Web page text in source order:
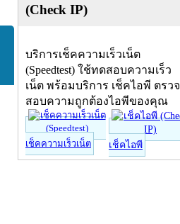
(Check IP)
บริการเช็คความเร็วเน็ต
(Speedtest) ใช้ทดสอบความเร็ว
เน็ต พร้อมบริการ เช็คไอพี ตรวจ
สอบความถูกต้องไอพีของคุณ
เช็คความเร็วเน็ต เช็คไอพี